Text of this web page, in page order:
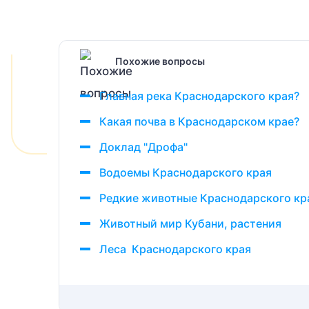
Похожие вопросы
Главная река Краснодарского края?
Какая почва в Краснодарском крае?
Доклад "Дрофа"
Водоемы Краснодарского края
Редкие животные Краснодарского
Животный мир Кубани, растения
Леса Краснодарского края